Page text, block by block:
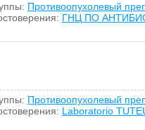
Противоопухолевый
ГНЦ ПО
Противоопухолевый
Laboratorio